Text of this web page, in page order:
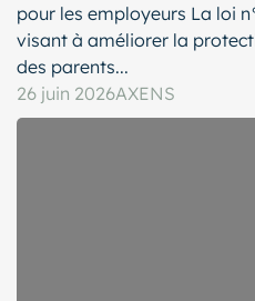
pour les employeurs La loi
visant à améliorer la
des parents...
26 juin 2026AXENS